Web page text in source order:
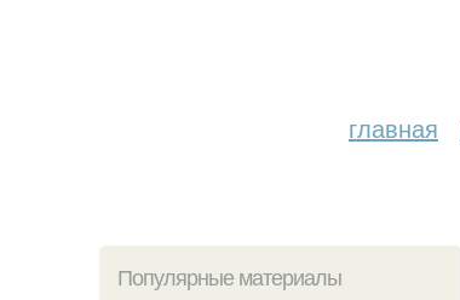
главная
Популярные материалы